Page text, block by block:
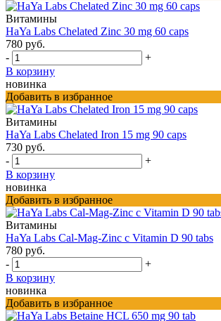
Витамины
HaYa Labs Chelated Zinc 30 mg 60 caps
780 руб.
-
+
В корзину
новинка
Добавить в избранное
Витамины
HaYa Labs Chelated Iron 15 mg 90 caps
730 руб.
-
+
В корзину
новинка
Добавить в избранное
Витамины
HaYa Labs Cal-Mag-Zinc с Vitamin D 90 tabs
780 руб.
-
+
В корзину
новинка
Добавить в избранное